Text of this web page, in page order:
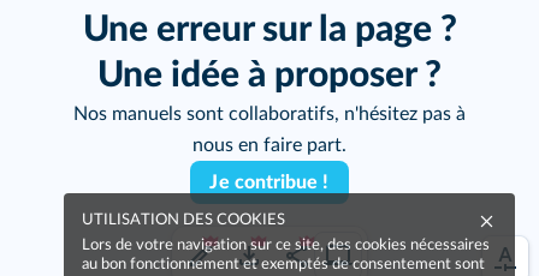
Une erreur sur la page ?
Une idée à proposer ?
Nos manuels sont collaboratifs, n'hésitez pas à
nous en faire part.
Je contribue !
UTILISATION DES COOKIES
Lors de votre navigation sur ce site, des cookies nécessaires
au bon fonctionnement et exemptés de consentement sont